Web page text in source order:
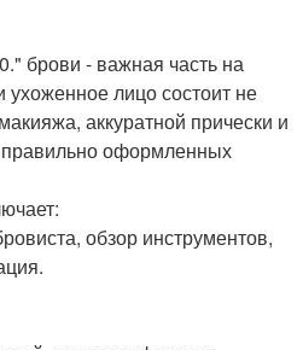
брови - важная часть на
ухоженное лицо состоит не
аккуратной прически и
оформленных
обзор инструментов,